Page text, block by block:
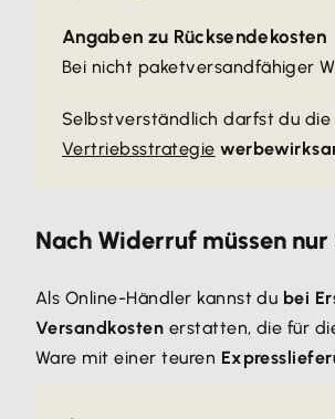
Angaben zu Rücksendekosten
Bei nicht paketversandfähiger
Selbstverständlich darfst du
Vertriebsstrategie
Nach Widerruf müssen
Als Online-Händler kannst du bei
Versandkosten erstatten, die für
Ware mit einer teuren